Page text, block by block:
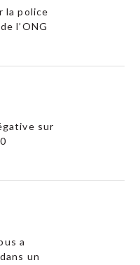
la police
l’ONG
sur
a
un